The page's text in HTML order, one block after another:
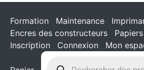
Formation Maintenance
Encres des constructeurs
Inscription
Connexion Mon